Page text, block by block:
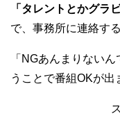
「タレントとかグラ
で、事務所に連絡す
「NGあんまりない
うことで番組OKが出